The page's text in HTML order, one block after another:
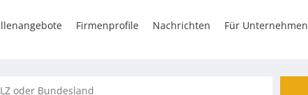
Firmenprofile Nachrichten Für Unternehmen